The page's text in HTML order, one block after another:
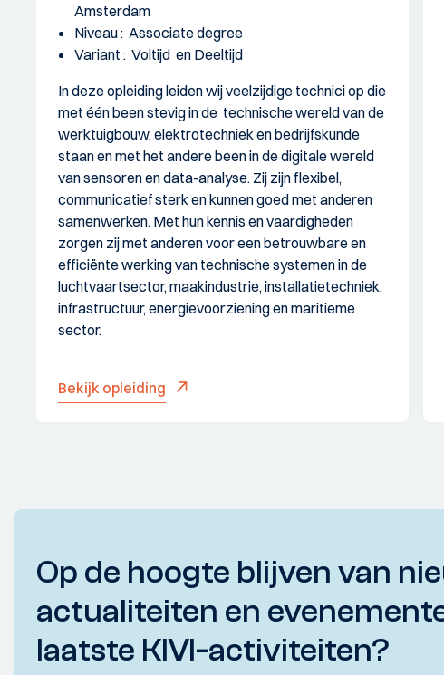
Amsterdam
Niveau : Associate degree
Variant : Voltijd en Deeltijd
In deze opleiding leiden wij veelzijdige technici op die
met één been stevig in de technische wereld van de
werktuigbouw, elektrotechniek en bedrijfskunde
staan en met het andere been in de digitale wereld
van sensoren en data-analyse. Zij zijn flexibel,
communicatief sterk en kunnen goed met anderen
samenwerken. Met hun kennis en vaardigheden
zorgen zij met anderen voor een betrouwbare en
efficiënte werking van technische systemen in de
luchtvaartsector, maakindustrie, installatietechniek,
infrastructuur, energievoorziening en maritieme
sector.
Bekijk opleiding
Op de hoogte blijven van
actualiteiten en
laatste KIVI-activiteiten?